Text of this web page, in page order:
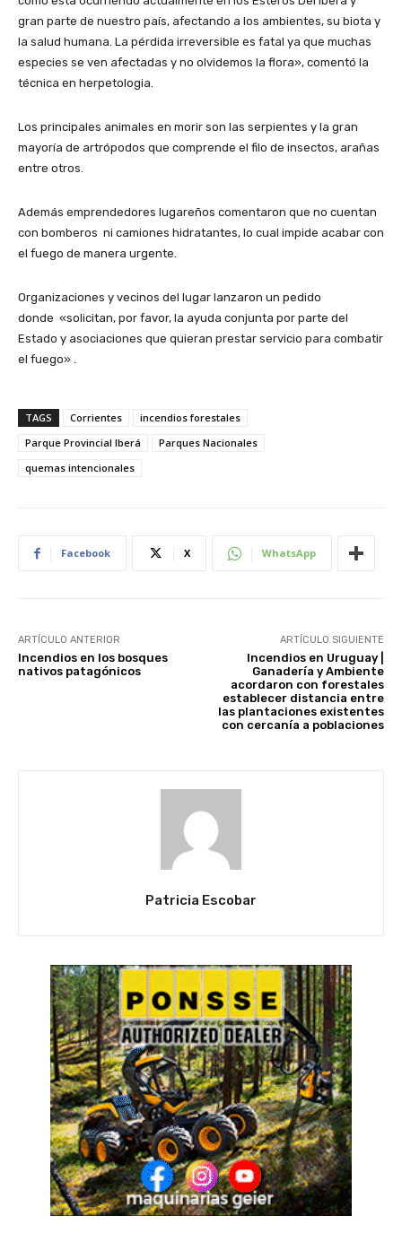
gran parte de nuestro país, afectando a los ambientes, su biota y
la salud humana. La pérdida irreversible es fatal ya que muchas
especies se ven afectadas y no olvidemos la flora», comentó la
técnica en herpetologia.
Los principales animales en morir son las serpientes y la gran
mayoría de artrópodos que comprende el filo de insectos, arañas
entre otros.
Además emprendedores lugareños comentaron que no cuentan
con bomberos ni camiones hidratantes, lo cual impide acabar con
el fuego de manera urgente.
Organizaciones y vecinos del lugar lanzaron un pedido
donde «solicitan, por favor, la ayuda conjunta por parte del
Estado y asociaciones que quieran prestar servicio para combatir
el fuego» .
TAGS Corrientes
incendios forestales
Parque Provincial Iberá
Parques Nacionales
quemas intencionales
Facebook X WhatsApp
ARTÍCULO ANTERIOR
Incendios en los bosques
nativos patagónicos
ARTÍCULO SIGUIENTE
Incendios en Uruguay |
Ganadería y Ambiente
acordaron con forestales
establecer distancia entre
las plantaciones existentes
con cercanía a poblaciones
Patricia Escobar